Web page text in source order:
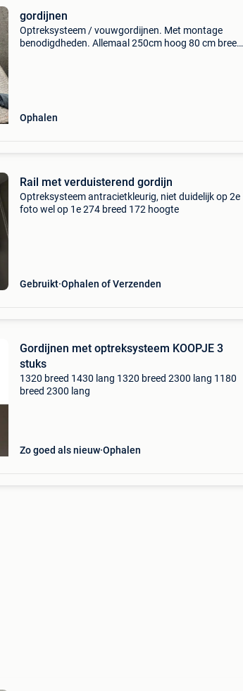
gordijnen
Optreksysteem / vouwgordijnen. Met montage
benodigdheden. Allemaal 250cm hoog 80 cm breed
Ophalen
Rail met verduisterend gordijn
Optreksysteem antracietkleurig, niet duidelijk op 2e
foto wel op 1e 274 breed 172 hoogte
Gebruikt Ophalen of Verzenden
Gordijnen met optreksysteem KOOPJE 3
stuks
1320 breed 1430 lang 1320 breed 2300 lang 1180
breed 2300 lang
Zo goed als nieuw Ophalen